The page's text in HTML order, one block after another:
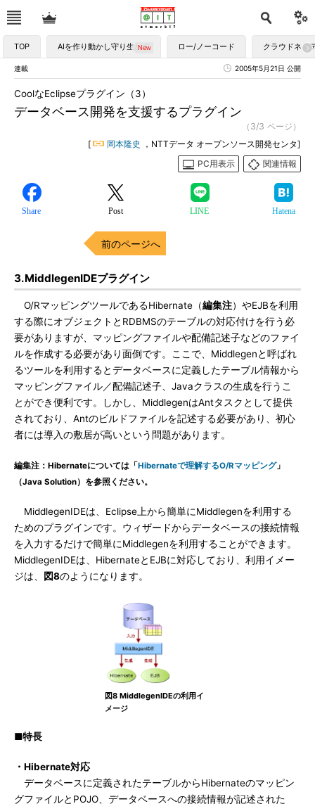
TOP AIを作り動かし守り生かす ロー/ノーコード クラウドネイ
連載 2005年5月21日 公開
データベース開発を支援するプラグイン
CoolなEclipseプラグイン（3）
（3/3 ページ）
[
岡本隆史
，NTTデータ オープンソース開発センタ]
PC用表示
関連情報
Share Post LINE Hatena
前のページへ
3.MiddlegenIDEプラグイン
O/RマッピングツールであるHibernate（編集注）やEJBを利用
する際にオブジェクトとRDBMSのテーブルの対応付けを行う必
要がありますが、マッピングファイルや配備記述子などのファイ
ルを作成する必要があり面倒です。ここで、Middlegenと呼ばれ
るツールを利用するとデータベースに定義したテーブル情報から
マッピングファイル／配備記述子、Javaクラスの生成を行うこ
とができ便利です。しかし、MiddlegenはAntタスクとして提供
されており、Antのビルドファイルを記述する必要があり、初心
者には導入の敷居が高いという問題があります。
編集注：Hibernateについては「 Hibernateで理解するO/Rマッピング」
（Java Solution）を参照ください。
MiddlegenIDEは、Eclipse上から簡単にMiddlegenを利用する
ためのプラグインです。ウィザードからデータベースの接続情報
を入力するだけで簡単にMiddlegenを利用することができます。
MiddlegenIDEは、HibernateとEJBに対応しており、利用イメー
ジは、
図8のようになります。
図8 MiddlegenIDEの利用イ
メージ
■特長
・Hibernate対応
データベースに定義されたテーブルからHibernateのマッピン
グファイルとPOJO、データベースへの接続情報が記述された